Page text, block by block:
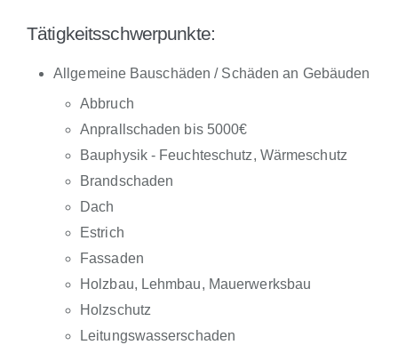
Tätigkeitsschwerpunkte:
Allgemeine Bauschäden / Schäden an Gebäuden
Abbruch
Anprallschaden bis 5000€
Bauphysik - Feuchteschutz, Wärmeschutz
Brandschaden
Dach
Estrich
Fassaden
Holzbau, Lehmbau, Mauerwerksbau
Holzschutz
Leitungswasserschaden